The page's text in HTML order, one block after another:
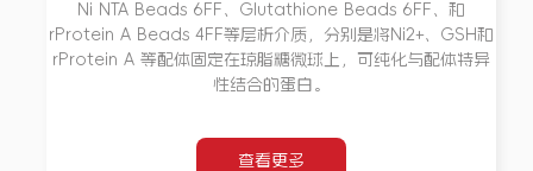
Ni NTA Beads 6FF、Glutathione Beads 6FF、和
rProtein A Beads 4FF等层析介质，分别是将Ni2+、GSH和
rProtein A 等配体固定在琼脂糖微球上，可纯化与配体特异
性结合的蛋白。
查看更多